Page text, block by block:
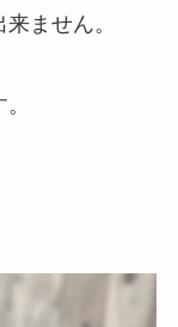
ません。